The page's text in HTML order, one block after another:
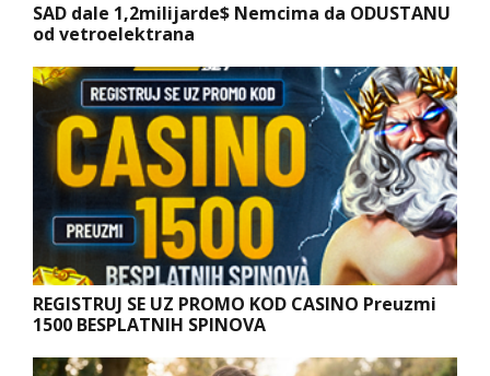
SAD dale 1,2milijarde$ Nemcima da ODUSTANU
od vetroelektrana
REGISTRUJ SE UZ PROMO KOD CASINO Preuzmi
1500 BESPLATNIH SPINOVA